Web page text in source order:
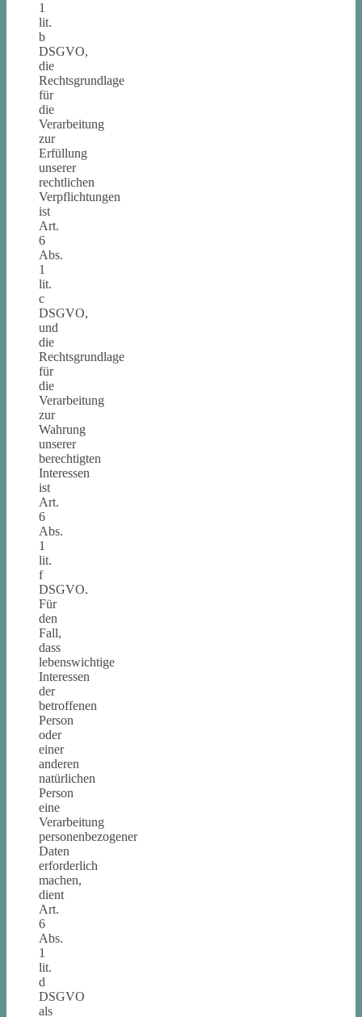
1
lit.
b
DSGVO,
die
Rechtsgrundlage
für
die
Verarbeitung
zur
Erfüllung
unserer
rechtlichen
Verpflichtungen
ist
Art.
6
Abs.
1
lit.
c
DSGVO,
und
die
Rechtsgrundlage
für
die
Verarbeitung
zur
Wahrung
unserer
berechtigten
Interessen
ist
Art.
6
Abs.
1
lit.
f
DSGVO.
Für
den
Fall,
dass
lebenswichtige
Interessen
der
betroffenen
Person
oder
einer
anderen
natürlichen
Person
eine
Verarbeitung
personenbezogener
Daten
erforderlich
machen,
dient
Art.
6
Abs.
1
lit.
d
DSGVO
als